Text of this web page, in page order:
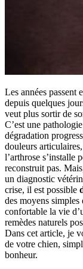
Les années passent
depuis quelques
veut plus sortir de
C’est une
dégradation
douleurs
l’arthrose s’installe
reconstruit pas.
un diagnostic
crise, il est possible
des moyens
confortable la vie
remèdes naturels
Dans cet article, je
de votre chien,
bonheur.